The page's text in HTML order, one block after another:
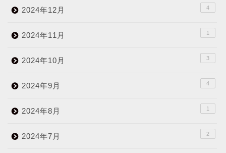
2024年12月 4
2024年11月 1
2024年10月 3
2024年9月 4
2024年8月 1
2024年7月 2